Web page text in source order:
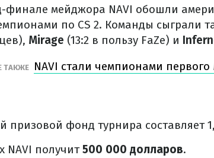
финале мейджора NAVI обошли
по CS 2. Команды сыграли
Mirage (13:2 в пользу FaZe) и
ТАКЖЕ NAVI стали чемпионами
призовой фонд турнира составляет
NAVI получит500 000 долларов.